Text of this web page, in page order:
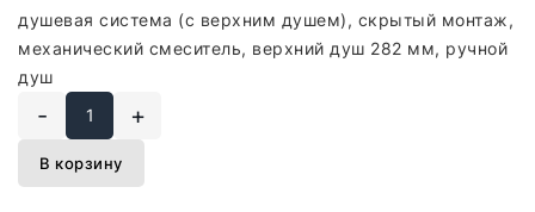
душевая система (с верхним душем), скрытый монтаж,
механический смеситель, верхний душ 282 мм, ручной
душ
- +
В корзину